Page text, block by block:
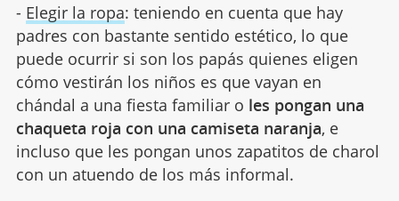
- Elegir la ropa: teniendo en cuenta que hay
padres con bastante sentido estético, lo que
puede ocurrir si son los papás quienes eligen
cómo vestirán los niños es que vayan en
chándal a una fiesta familiar o les pongan una
chaqueta roja con una camiseta naranja, e
incluso que les pongan unos zapatitos de charol
con un atuendo de los más informal.